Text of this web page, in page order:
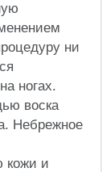
ни
ногах.
воска
Небрежное
кожи и